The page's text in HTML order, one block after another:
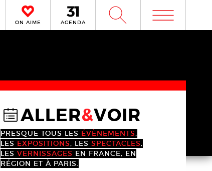
ON AIME AGENDA W m
@ALLER&VOIR
PRESQUE TOUS LES ÉVÈNEMENTS,
LES EXPOSITIONS, LES SPECTACLES,
LES VERNISSAGES EN FRANCE, EN
RÉGION ET À PARIS.